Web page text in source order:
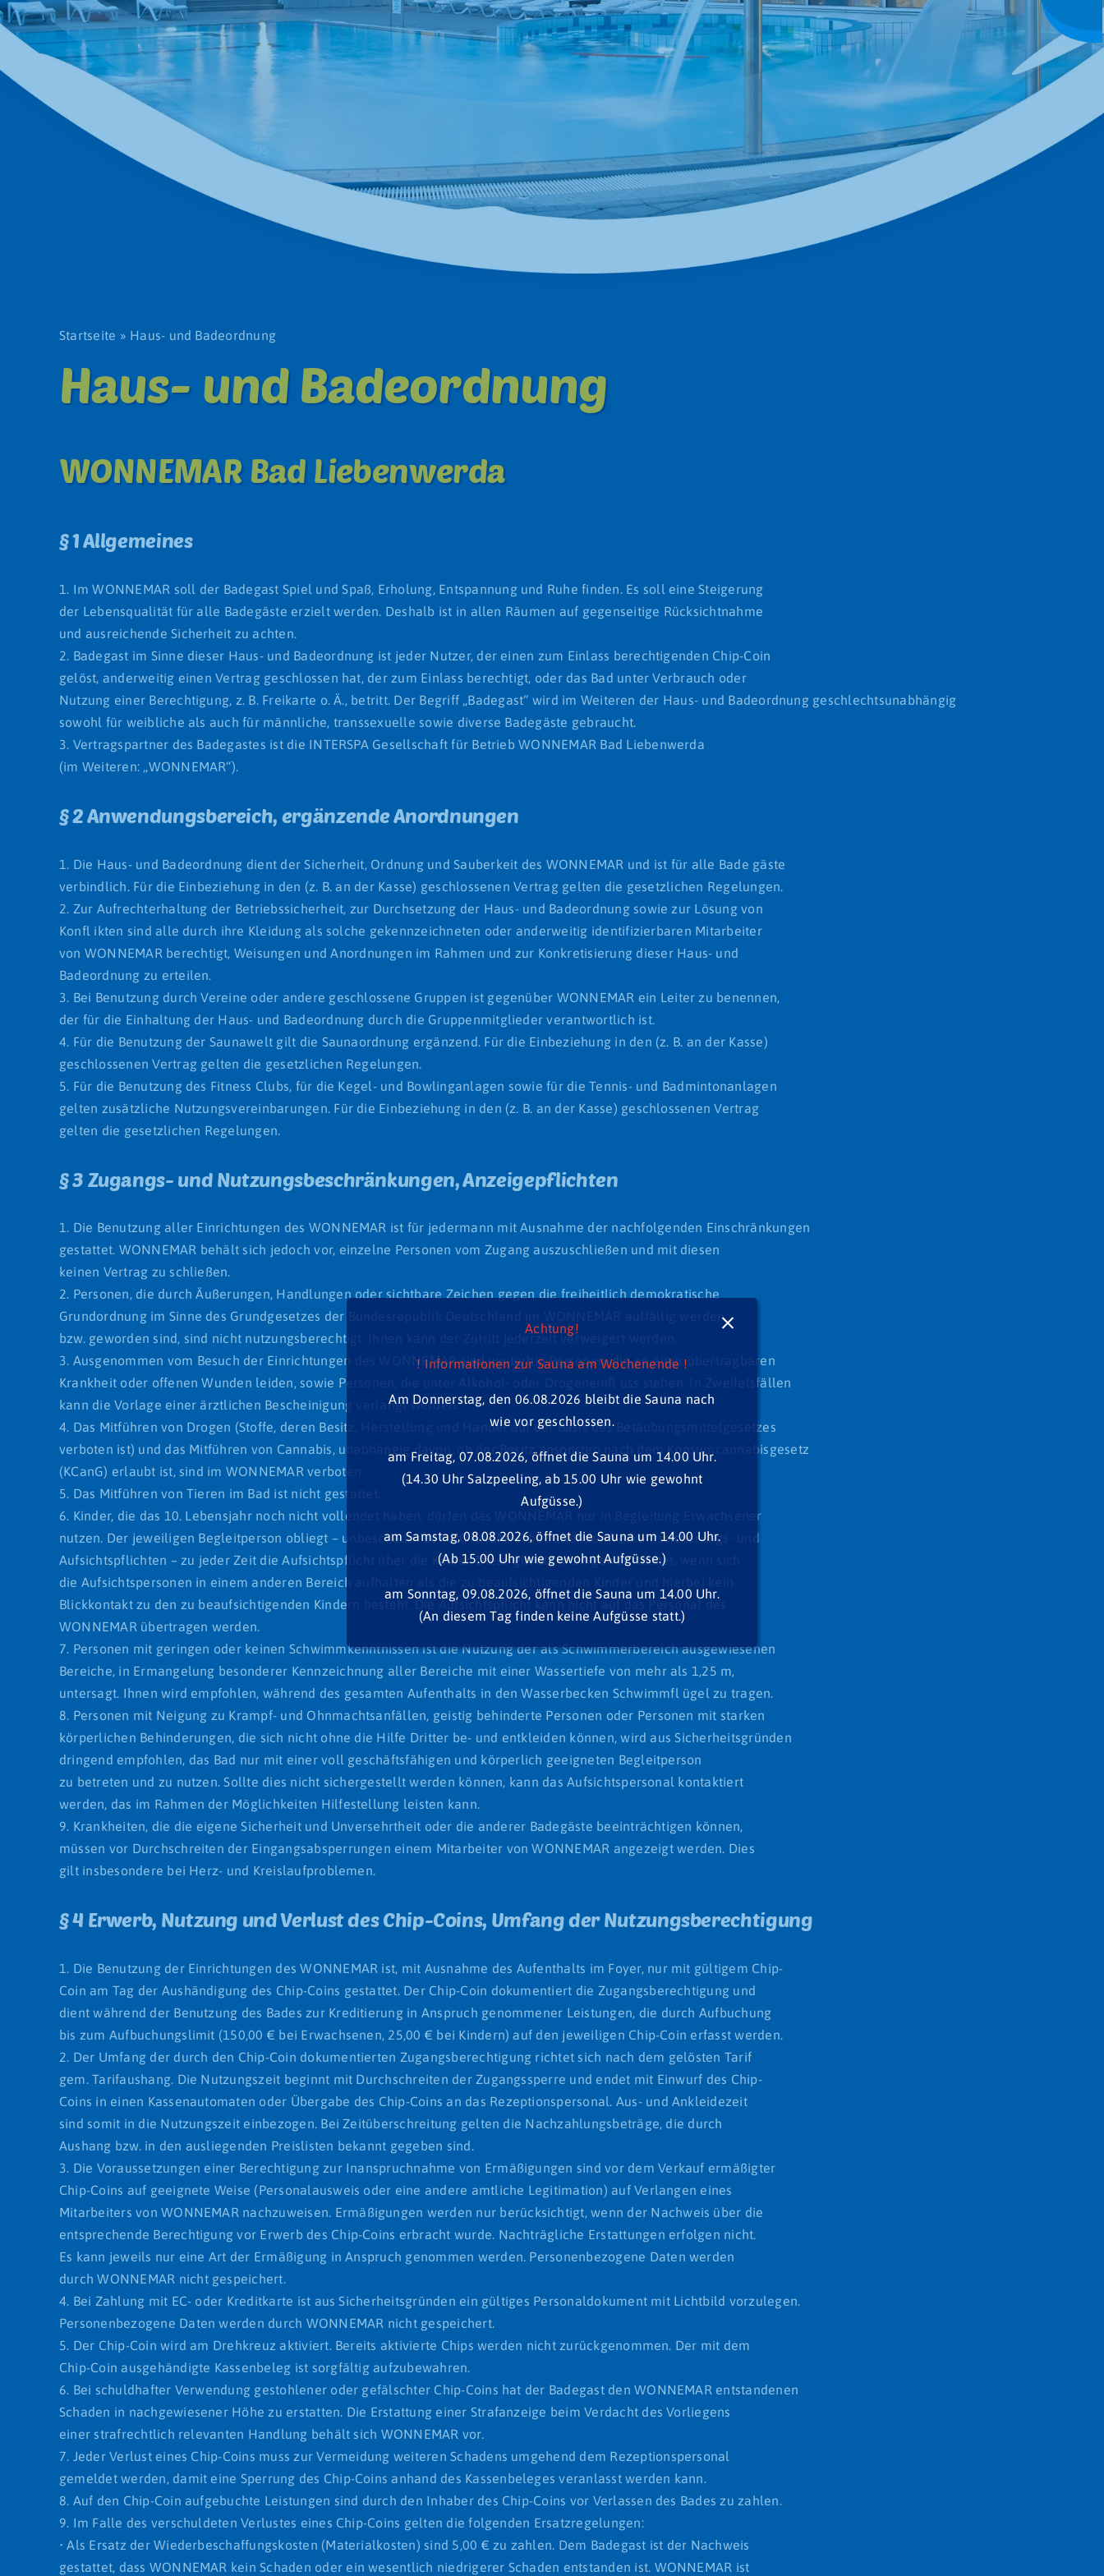
Startseite » Haus- und Badeordnung
Haus- und Badeordnung
WONNEMAR Bad Liebenwerda
§ 1 Allgemeines
1. Im WONNEMAR soll der Badegast Spiel und Spaß, Erholung, Entspannung und Ruhe finden. Es soll eine Steigerung
der Lebensqualität für alle Badegäste erzielt werden. Deshalb ist in allen Räumen auf gegenseitige Rücksichtnahme
und ausreichende Sicherheit zu achten.
2. Badegast im Sinne dieser Haus- und Badeordnung ist jeder Nutzer, der einen zum Einlass berechtigenden Chip-Coin
gelöst, anderweitig einen Vertrag geschlossen hat, der zum Einlass berechtigt, oder das Bad unter Verbrauch oder
Nutzung einer Berechtigung, z. B. Freikarte o. Ä., betritt. Der Begriff „Badegast“ wird im Weiteren der Haus- und Badeordnung geschlechtsunabhängig
sowohl für weibliche als auch für männliche, transsexuelle sowie diverse Badegäste gebraucht.
3. Vertragspartner des Badegastes ist die INTERSPA Gesellschaft für Betrieb WONNEMAR Bad Liebenwerda
(im Weiteren: „WONNEMAR“).
§ 2 Anwendungsbereich, ergänzende Anordnungen
1. Die Haus- und Badeordnung dient der Sicherheit, Ordnung und Sauberkeit des WONNEMAR und ist für alle Bade gäste
verbindlich. Für die Einbeziehung in den (z. B. an der Kasse) geschlossenen Vertrag gelten die gesetzlichen Regelungen.
2. Zur Aufrechterhaltung der Betriebssicherheit, zur Durchsetzung der Haus- und Badeordnung sowie zur Lösung von
Konfl ikten sind alle durch ihre Kleidung als solche gekennzeichneten oder anderweitig identifizierbaren Mitarbeiter
von WONNEMAR berechtigt, Weisungen und Anordnungen im Rahmen und zur Konkretisierung dieser Haus- und
Badeordnung zu erteilen.
3. Bei Benutzung durch Vereine oder andere geschlossene Gruppen ist gegenüber WONNEMAR ein Leiter zu benennen,
der für die Einhaltung der Haus- und Badeordnung durch die Gruppenmitglieder verantwortlich ist.
4. Für die Benutzung der Saunawelt gilt die Saunaordnung ergänzend. Für die Einbeziehung in den (z. B. an der Kasse)
geschlossenen Vertrag gelten die gesetzlichen Regelungen.
5. Für die Benutzung des Fitness Clubs, für die Kegel- und Bowlinganlagen sowie für die Tennis- und Badmintonanlagen
gelten zusätzliche Nutzungsvereinbarungen. Für die Einbeziehung in den (z. B. an der Kasse) geschlossenen Vertrag
gelten die gesetzlichen Regelungen.
§ 3 Zugangs- und Nutzungsbeschränkungen, Anzeigepflichten
1. Die Benutzung aller Einrichtungen des WONNEMAR ist für jedermann mit Ausnahme der nachfolgenden Einschränkungen
gestattet. WONNEMAR behält sich jedoch vor, einzelne Personen vom Zugang auszuschließen und mit diesen
keinen Vertrag zu schließen.
2. Personen, die durch Äußerungen, Handlungen oder sichtbare Zeichen gegen die freiheitlich demokratische
Grundordnung im Sinne des Grundgesetzes der Bundesrepublik Deutschland im WONNEMAR auffällig werden
bzw. geworden sind, sind nicht nutzungsberechtigt. Ihnen kann der Zutritt jederzeit verweigert werden.
3. Ausgenommen vom Besuch der Einrichtungen des WONNEMAR sind weiterhin Personen, die an einer übertragbaren
Krankheit oder offenen Wunden leiden, sowie Personen, die unter Alkohol- oder Drogeneinfl uss stehen. In Zweifelsfällen
kann die Vorlage einer ärztlichen Bescheinigung verlangt werden.
4. Das Mitführen von Drogen (Stoffe, deren Besitz, Herstellung und Handel auf der Basis des Betäubungsmittelgesetzes
verboten ist) und das Mitführen von Cannabis, unabhängig davon, ob der Besitz ansonsten nach dem Konsumcannabisgesetz
(KCanG) erlaubt ist, sind im WONNEMAR verboten.
5. Das Mitführen von Tieren im Bad ist nicht gestattet.
6. Kinder, die das 10. Lebensjahr noch nicht vollendet haben, dürfen das WONNEMAR nur in Begleitung Erwachsener
nutzen. Der jeweiligen Begleitperson obliegt – unbeschadet der WONNEMAR betreffenden Verkehrssicherungs- und
Aufsichtspflichten – zu jeder Zeit die Aufsichtspflicht über die Kinder. Diese gilt als nicht gewährleistet, wenn sich
die Aufsichtspersonen in einem anderen Bereich aufhalten als die zu beaufsichtigenden Kinder und hierbei kein
Blickkontakt zu den zu beaufsichtigenden Kindern besteht. Die Aufsichtspflicht kann nicht auf das Personal des
WONNEMAR übertragen werden.
7. Personen mit geringen oder keinen Schwimmkenntnissen ist die Nutzung der als Schwimmerbereich ausgewiesenen
Bereiche, in Ermangelung besonderer Kennzeichnung aller Bereiche mit einer Wassertiefe von mehr als 1,25 m,
untersagt. Ihnen wird empfohlen, während des gesamten Aufenthalts in den Wasserbecken Schwimmfl ügel zu tragen.
8. Personen mit Neigung zu Krampf- und Ohnmachtsanfällen, geistig behinderte Personen oder Personen mit starken
körperlichen Behinderungen, die sich nicht ohne die Hilfe Dritter be- und entkleiden können, wird aus Sicherheitsgründen
dringend empfohlen, das Bad nur mit einer voll geschäftsfähigen und körperlich geeigneten Begleitperson
zu betreten und zu nutzen. Sollte dies nicht sichergestellt werden können, kann das Aufsichtspersonal kontaktiert
werden, das im Rahmen der Möglichkeiten Hilfestellung leisten kann.
9. Krankheiten, die die eigene Sicherheit und Unversehrtheit oder die anderer Badegäste beeinträchtigen können,
müssen vor Durchschreiten der Eingangsabsperrungen einem Mitarbeiter von WONNEMAR angezeigt werden. Dies
gilt insbesondere bei Herz- und Kreislaufproblemen.
§ 4 Erwerb, Nutzung und Verlust des Chip-Coins, Umfang der Nutzungsberechtigung
1. Die Benutzung der Einrichtungen des WONNEMAR ist, mit Ausnahme des Aufenthalts im Foyer, nur mit gültigem Chip-
Coin am Tag der Aushändigung des Chip-Coins gestattet. Der Chip-Coin dokumentiert die Zugangsberechtigung und
dient während der Benutzung des Bades zur Kreditierung in Anspruch genommener Leistungen, die durch Aufbuchung
bis zum Aufbuchungslimit (150,00 € bei Erwachsenen, 25,00 € bei Kindern) auf den jeweiligen Chip-Coin erfasst werden.
2. Der Umfang der durch den Chip-Coin dokumentierten Zugangsberechtigung richtet sich nach dem gelösten Tarif
gem. Tarifaushang. Die Nutzungszeit beginnt mit Durchschreiten der Zugangssperre und endet mit Einwurf des Chip-
Coins in einen Kassenautomaten oder Übergabe des Chip-Coins an das Rezeptionspersonal. Aus- und Ankleidezeit
sind somit in die Nutzungszeit einbezogen. Bei Zeitüberschreitung gelten die Nachzahlungsbeträge, die durch
Aushang bzw. in den ausliegenden Preislisten bekannt gegeben sind.
3. Die Voraussetzungen einer Berechtigung zur Inanspruchnahme von Ermäßigungen sind vor dem Verkauf ermäßigter
Chip-Coins auf geeignete Weise (Personalausweis oder eine andere amtliche Legitimation) auf Verlangen eines
Mitarbeiters von WONNEMAR nachzuweisen. Ermäßigungen werden nur berücksichtigt, wenn der Nachweis über die
entsprechende Berechtigung vor Erwerb des Chip-Coins erbracht wurde. Nachträgliche Erstattungen erfolgen nicht.
Es kann jeweils nur eine Art der Ermäßigung in Anspruch genommen werden. Personenbezogene Daten werden
durch WONNEMAR nicht gespeichert.
4. Bei Zahlung mit EC- oder Kreditkarte ist aus Sicherheitsgründen ein gültiges Personaldokument mit Lichtbild vorzulegen.
Personenbezogene Daten werden durch WONNEMAR nicht gespeichert.
5. Der Chip-Coin wird am Drehkreuz aktiviert. Bereits aktivierte Chips werden nicht zurückgenommen. Der mit dem
Chip-Coin ausgehändigte Kassenbeleg ist sorgfältig aufzubewahren.
6. Bei schuldhafter Verwendung gestohlener oder gefälschter Chip-Coins hat der Badegast den WONNEMAR entstandenen
Schaden in nachgewiesener Höhe zu erstatten. Die Erstattung einer Strafanzeige beim Verdacht des Vorliegens
einer strafrechtlich relevanten Handlung behält sich WONNEMAR vor.
7. Jeder Verlust eines Chip-Coins muss zur Vermeidung weiteren Schadens umgehend dem Rezeptionspersonal
gemeldet werden, damit eine Sperrung des Chip-Coins anhand des Kassenbeleges veranlasst werden kann.
8. Auf den Chip-Coin aufgebuchte Leistungen sind durch den Inhaber des Chip-Coins vor Verlassen des Bades zu zahlen.
9. Im Falle des verschuldeten Verlustes eines Chip-Coins gelten die folgenden Ersatzregelungen:
• Als Ersatz der Wiederbeschaffungskosten (Materialkosten) sind 5,00 € zu zahlen. Dem Badegast ist der Nachweis
gestattet, dass WONNEMAR kein Schaden oder ein wesentlich niedrigerer Schaden entstanden ist. WONNEMAR ist
Achtung!
! Informationen zur Sauna am Wochenende !
Am Donnerstag, den 06.08.2026 bleibt die Sauna nach
wie vor geschlossen.
am Freitag, 07.08.2026, öffnet die Sauna um 14.00 Uhr.
(14.30 Uhr Salzpeeling, ab 15.00 Uhr wie gewohnt
Aufgüsse.)
am Samstag, 08.08.2026, öffnet die Sauna um 14.00 Uhr.
(Ab 15.00 Uhr wie gewohnt Aufgüsse.)
am Sonntag, 09.08.2026, öffnet die Sauna um 14.00 Uhr.
(An diesem Tag finden keine Aufgüsse statt.)